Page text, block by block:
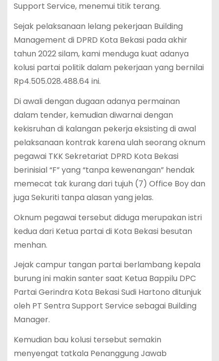
Support Service, menemui titik terang.
Sejak pelaksanaan lelang pekerjaan Building
Management di DPRD Kota Bekasi pada akhir
tahun 2022 silam, kami menduga kuat adanya
kolusi partai politik dalam pekerjaan yang bernilai
Rp4.505.028.488.64 ini.
Di awali dengan dugaan adanya permainan
dalam tender, kemudian diwarnai dengan
kekisruhan di kalangan pekerja eksisting di awal
pelaksanaan kontrak karena ulah seorang oknum
pegawai TKK Sekretariat DPRD Kota Bekasi
berinisial “F” yang “tanpa kewenangan” hendak
memecat tak kurang dari tujuh (7) Office Boy dan
juga Sekuriti tanpa alasan yang jelas.
Oknum pegawai tersebut diduga merupakan istri
kedua dari Ketua partai di Kota Bekasi besutan
menhan.
Jejak campur tangan partai berlambang kepala
burung ini makin santer saat Ketua Bappilu DPC
Partai Gerindra Kota Bekasi Sudi Hartono ditunjuk
oleh PT Sentra Support Service sebagai Building
Manager.
Kemudian bau kolusi tersebut semakin
menyengat tatkala Penanggung Jawab